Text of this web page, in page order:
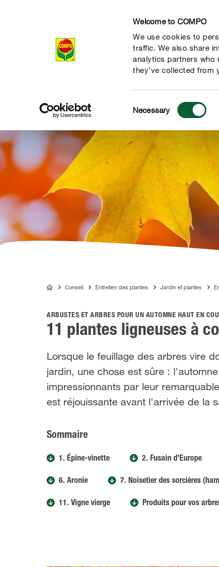
Welcome to COMPO
We use cookies to
traffic. We also share
analytics partners who
they’ve collected from
Selection
Necessary
Produits
COMPOConseil Entretien des plantes Jardin et plantes
ARBUSTES ET ARBRES POUR UN AUTOMNE HAUT EN
11 plantes ligneuses à
Lorsque le feuillage des arbres vire
jardin, une chose est sûre :
impressionnants par leur
est réjouissante avant l'arrivée de la
Sommaire
1. Épine-vinette 2. Fusain d’Europe
6. Aronie 7. Noisetier des sorcières
11. Vigne vierge Produits pour vos